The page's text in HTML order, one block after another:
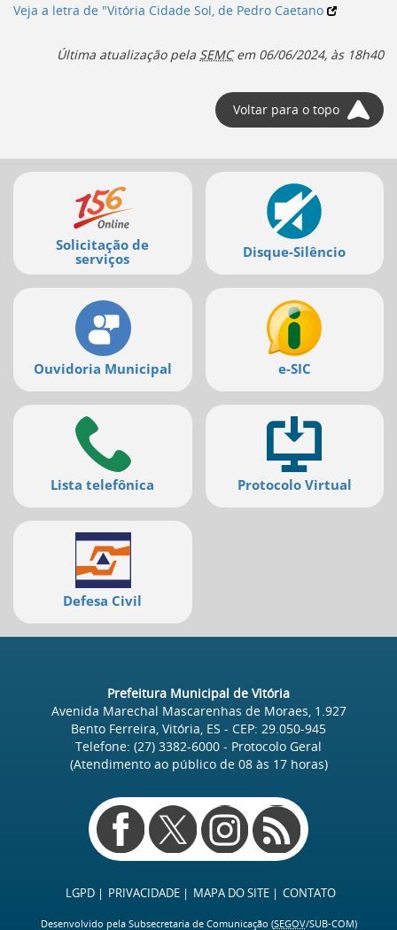
Veja a letra de "Vitória Cidade Sol, de Pedro Caetano
Última atualização pela SEMCem 06/06/2024, às 18h40
Voltar para o topo
Mais
serviços
Solicitação de
serviços
Disque-Silêncio
Ouvidoria Municipal e-SIC
Lista telefônica Protocolo Virtual
Defesa Civil
Prefeitura Municipal de Vitória
Avenida Marechal Mascarenhas de Moraes, 1.927
Bento Ferreira, Vitória, ES - CEP: 29.050-945
Telefone: (27) 3382-6000 - Protocolo Geral
(Atendimento ao público de 08às 17horas)
LGPD PRIVACIDADE MAPA DO SITE CONTATO
Desenvolvido pela Subsecretaria de Comunicação (SEGOV/SUB-COM)